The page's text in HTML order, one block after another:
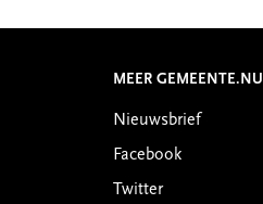
MEER GEMEENTE.NU
Nieuwsbrief
Facebook
Twitter